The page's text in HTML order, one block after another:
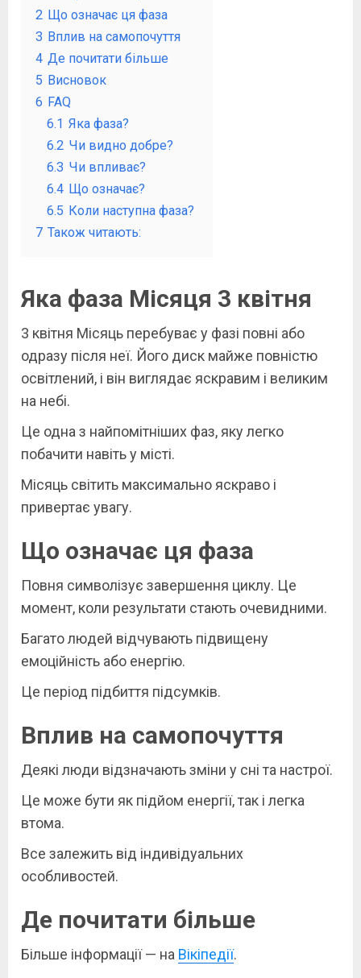
2 Що означає ця фаза
3 Вплив на самопочуття
4 Де почитати більше
5 Висновок
6 FAQ
6.1 Яка фаза?
6.2 Чи видно добре?
6.3 Чи впливає?
6.4 Що означає?
6.5 Коли наступна фаза?
7 Також читають:
Яка фаза Місяця 3 квітня
3 квітня Місяць перебуває у фазі повні або
одразу після неї. Його диск майже повністю
освітлений, і він виглядає яскравим і великим
на небі.
Це одна з найпомітніших фаз, яку легко
побачити навіть у місті.
Місяць світить максимально яскраво і
привертає увагу.
Що означає ця фаза
Повня символізує завершення циклу. Це
момент, коли результати стають очевидними.
Багато людей відчувають підвищену
емоційність або енергію.
Це період підбиття підсумків.
Вплив на самопочуття
Деякі люди відзначають зміни у сні та настрої.
Це може бути як підйом енергії, так і легка
втома.
Все залежить від індивідуальних
особливостей.
Де почитати більше
Більше інформації — на Вікіпедії.